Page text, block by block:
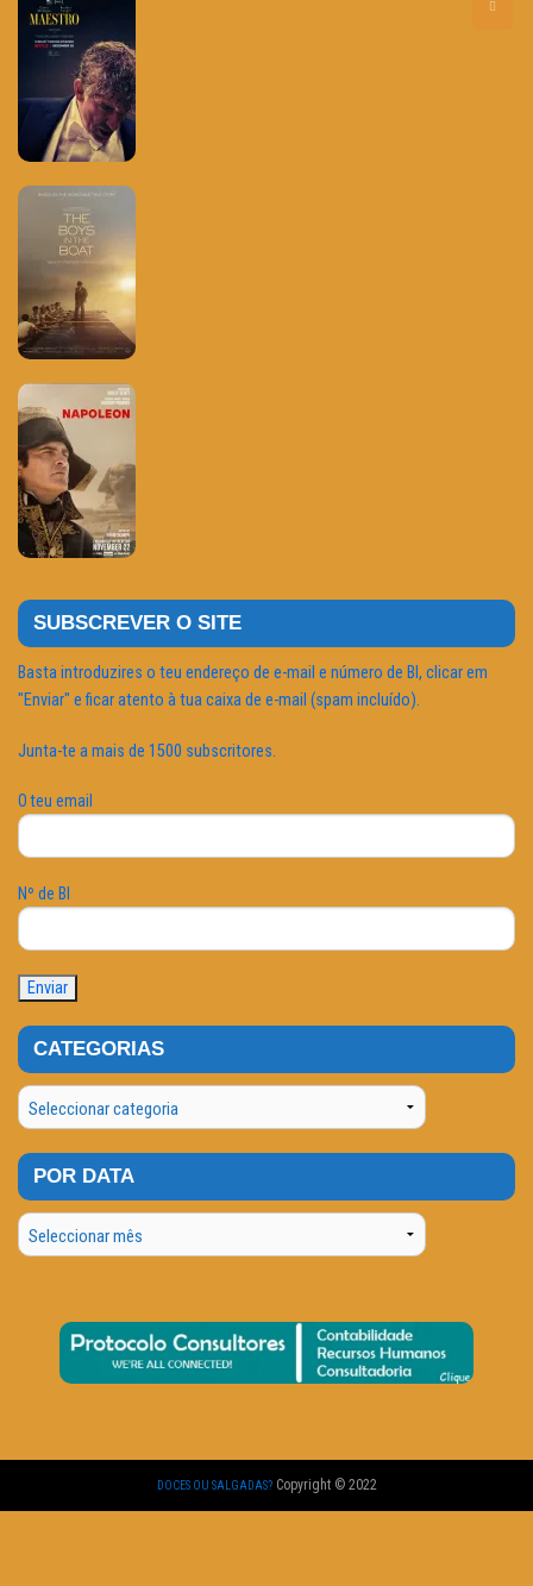
SUBSCREVER O SITE
Basta introduzires o teu endereço de e-mail e número de BI, clicar em
"Enviar" e ficar atento à tua caixa de e-mail (spam incluído).
Junta-te a mais de 1500 subscritores.
O teu email
Nº de BI
CATEGORIAS
Categorias
POR DATA
Por
Data
DOCES OU SALGADAS?Copyright © 2022